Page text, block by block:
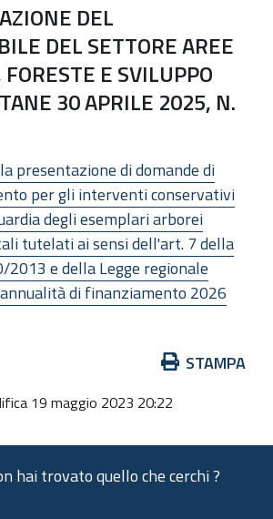
DEL
DEL SETTORE AREE
E SVILUPPO
30 APRILE 2025, N.
presentazione di domande di
per gli interventi conservativi
degli esemplari arborei
tutelati ai sensi dell'art. 7 della
2013 e della Legge regionale
di finanziamento 2026
STAMPA
19 maggio 2023 20:22
hai trovato quello che cerchi ?